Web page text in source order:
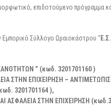
επιδοτούμενο πρόγραμμα
Σύλλογο Ωραιοκάστρου “
” (κωδ. 3201701160 )
ΣΤΗΝ ΕΠΙΧΕΙΡΗΣΗ –
. 3201701164 ),
ΑΣΦΑΛΕΙΑ ΣΤΗΝ ΕΠΙΧΕΙΡΗΣΗ